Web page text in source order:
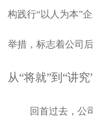
构践行“以人为本”
举措，标志着公司
从“将就”到“讲
回首过去，公